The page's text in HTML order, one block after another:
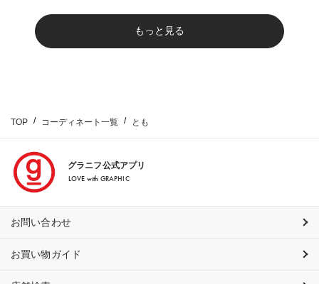
もっと見る
TOP コーディネート一覧 とも
グラニフ公式アプリ
LOVE with GRAPHIC
お問い合わせ
お買い物ガイド